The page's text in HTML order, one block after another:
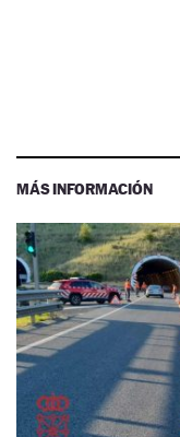
MÁS INFORMACIÓN